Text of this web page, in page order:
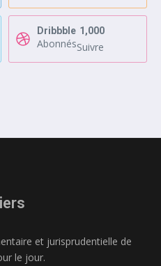
Dribbble 1,000
AbonnésSuivre
et jurisprudentielle de
le jour.